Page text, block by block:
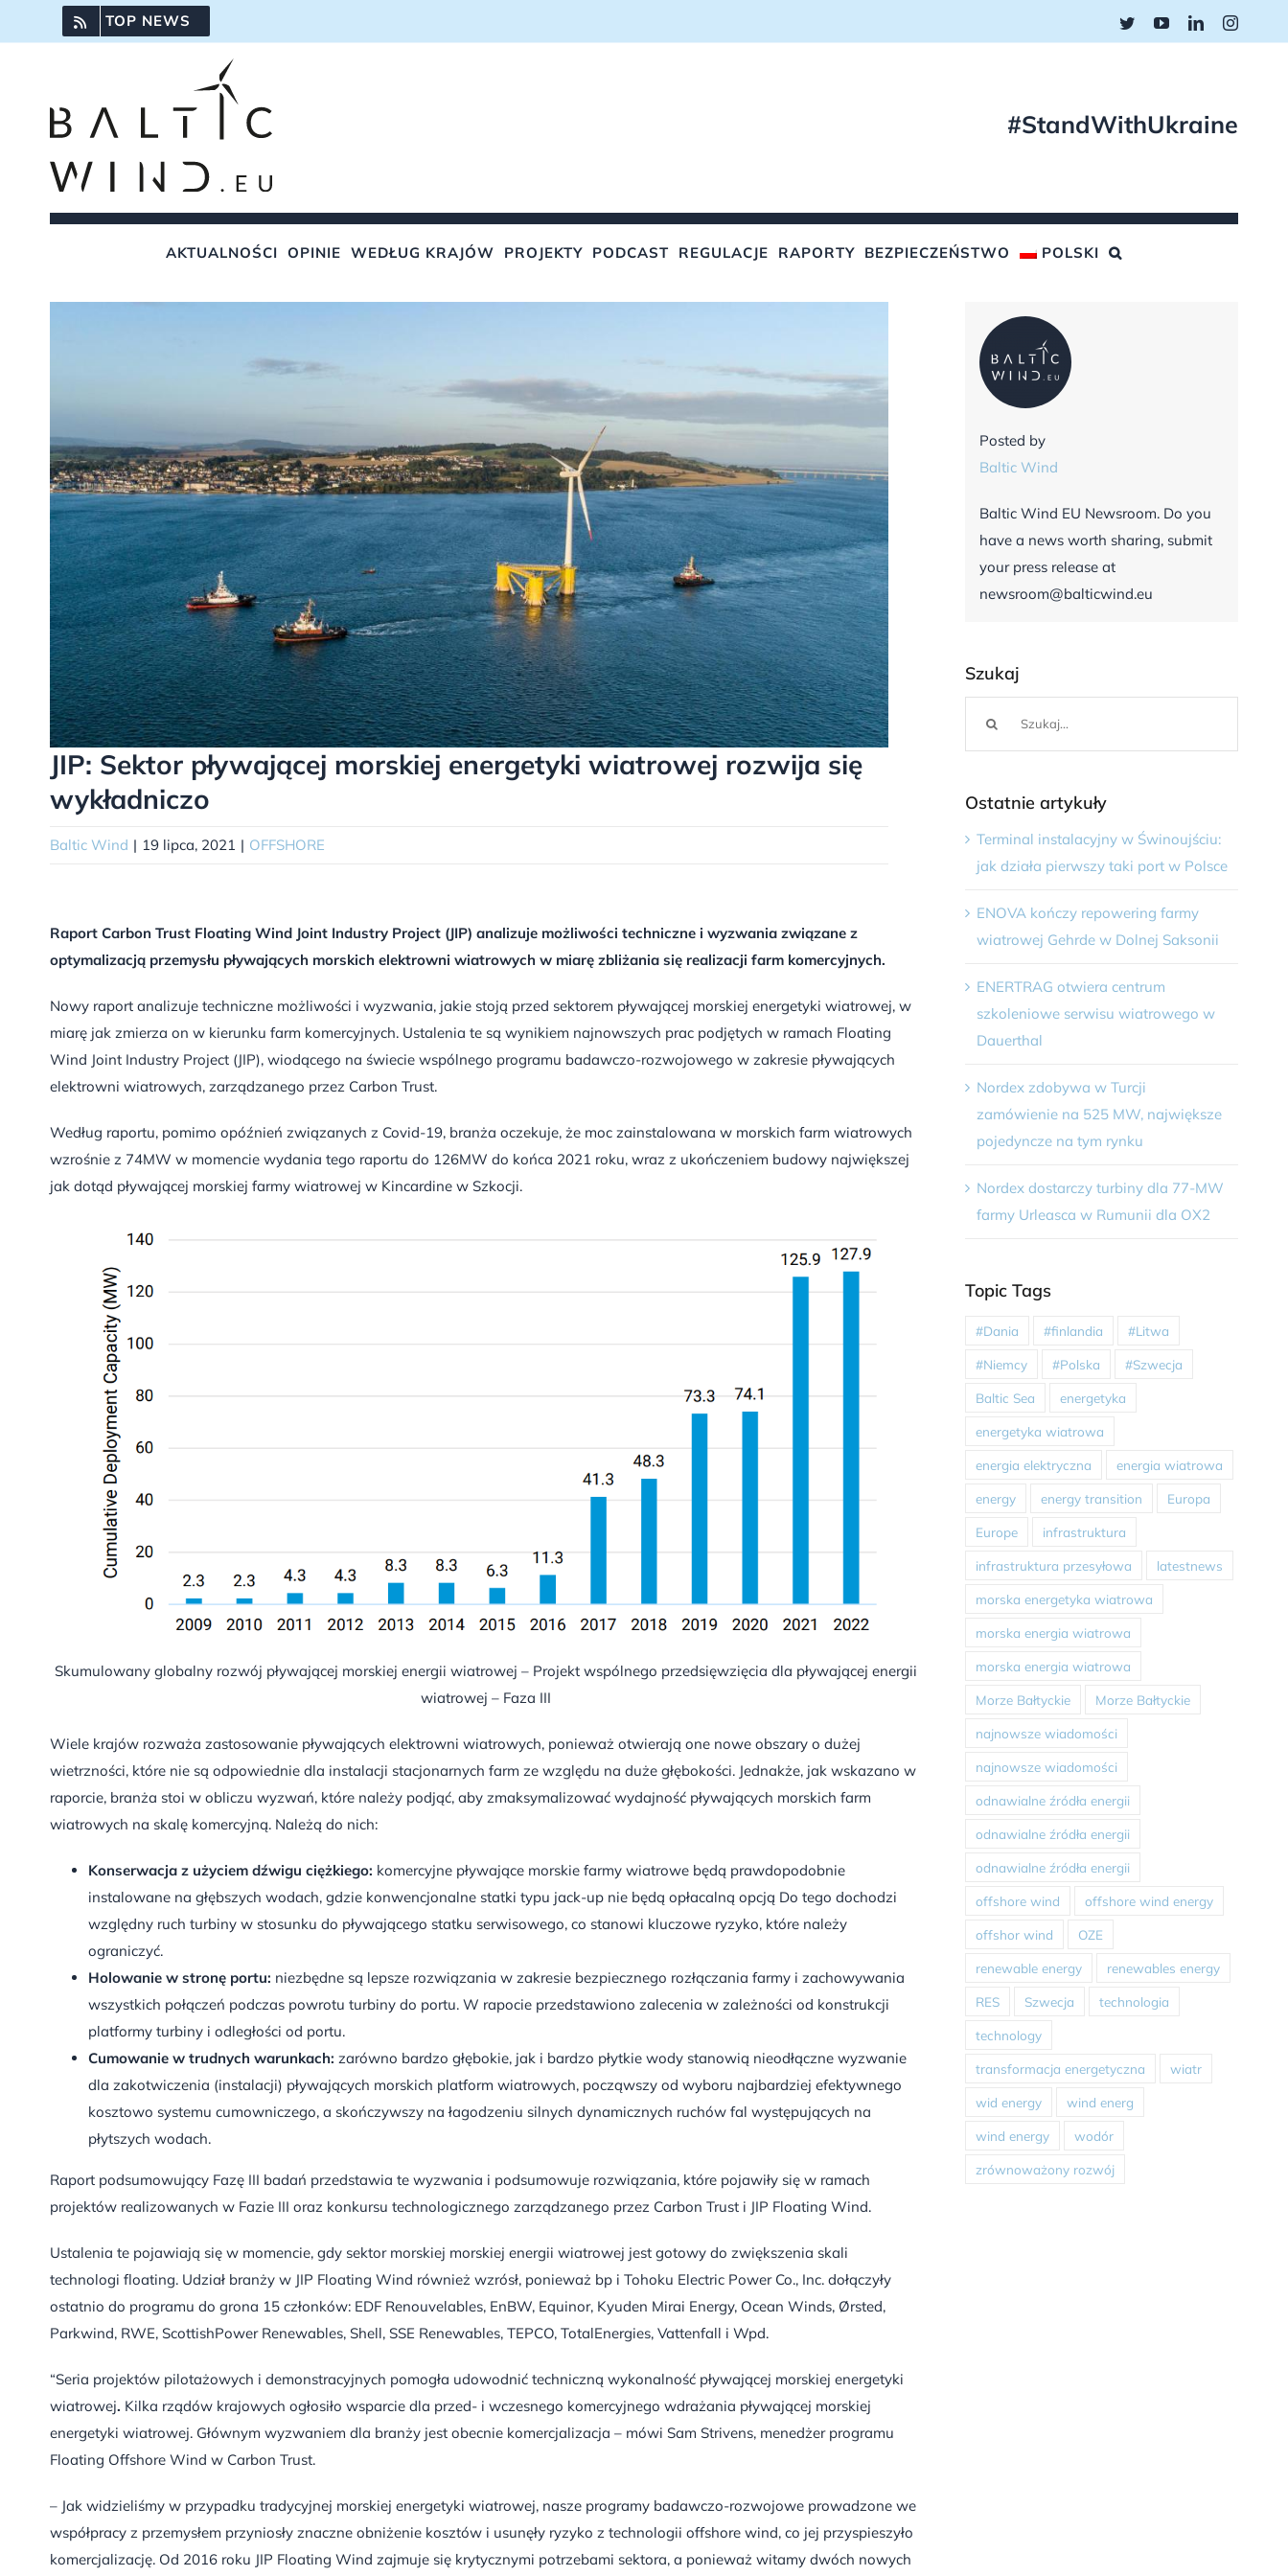
do
TOP NEWS TwitterYouTubeLinkedIn
#StandWithUkraine
AKTUALNOŚCI OPINIE WEDŁUG KRAJÓW PROJEKTY PODCAST REGULACJE RAPORTY BEZPIECZEŃSTWO POLSKI
JIP: Sektor pływającej morskiej energetyki wiatrowej rozwija się
wykładniczo
Baltic Wind | 19 lipca, 2021 | OFFSHORE
Raport Carbon Trust Floating Wind Joint Industry Project (JIP) analizuje możliwości techniczne i wyzwania związane z
optymalizacją przemysłu pływających morskich elektrowni wiatrowych w miarę zbliżania się realizacji farm komercyjnych.
Nowy raport analizuje techniczne możliwości i wyzwania, jakie stoją przed sektorem pływającej morskiej energetyki wiatrowej, w
miarę jak zmierza on w kierunku farm komercyjnych. Ustalenia te są wynikiem najnowszych prac podjętych w ramach Floating
Wind Joint Industry Project (JIP), wiodącego na świecie wspólnego programu badawczo-rozwojowego w zakresie pływających
elektrowni wiatrowych, zarządzanego przez Carbon Trust.
Według raportu, pomimo opóźnień związanych z Covid-19, branża oczekuje, że moc zainstalowana w morskich farm wiatrowych
wzrośnie z 74MW w momencie wydania tego raportu do 126MW do końca 2021 roku, wraz z ukończeniem budowy największej
jak dotąd pływającej morskiej farmy wiatrowej w Kincardine w Szkocji.
Skumulowany globalny rozwój pływającej morskiej energii wiatrowej – Projekt wspólnego przedsięwzięcia dla pływającej energii
wiatrowej – Faza III
Wiele krajów rozważa zastosowanie pływających elektrowni wiatrowych, ponieważ otwierają one nowe obszary o dużej
wietrzności, które nie są odpowiednie dla instalacji stacjonarnych farm ze względu na duże głębokości. Jednakże, jak wskazano w
raporcie, branża stoi w obliczu wyzwań, które należy podjąć, aby zmaksymalizować wydajność pływających morskich farm
wiatrowych na skalę komercyjną. Należą do nich:
Konserwacja z użyciem dźwigu ciężkiego: komercyjne pływające morskie farmy wiatrowe będą prawdopodobnie
instalowane na głębszych wodach, gdzie konwencjonalne statki typu jack-up nie będą opłacalną opcją Do tego dochodzi
względny ruch turbiny w stosunku do pływającego statku serwisowego, co stanowi kluczowe ryzyko, które należy
ograniczyć.
Holowanie w stronę portu: niezbędne są lepsze rozwiązania w zakresie bezpiecznego rozłączania farmy i zachowywania
wszystkich połączeń podczas powrotu turbiny do portu. W rapocie przedstawiono zalecenia w zależności od konstrukcji
platformy turbiny i odległości od portu.
Cumowanie w trudnych warunkach: zarówno bardzo głębokie, jak i bardzo płytkie wody stanowią nieodłączne wyzwanie
dla zakotwiczenia (instalacji) pływających morskich platform wiatrowych, począwszy od wyboru najbardziej efektywnego
kosztowo systemu cumowniczego, a skończywszy na łagodzeniu silnych dynamicznych ruchów fal występujących na
płytszych wodach.
Raport podsumowujący Fazę III badań przedstawia te wyzwania i podsumowuje rozwiązania, które pojawiły się w ramach
projektów realizowanych w Fazie III oraz konkursu technologicznego zarządzanego przez Carbon Trust i JIP Floating Wind.
Ustalenia te pojawiają się w momencie, gdy sektor morskiej morskiej energii wiatrowej jest gotowy do zwiększenia skali
technologi floating. Udział branży w JIP Floating Wind również wzrósł, ponieważ bp i Tohoku Electric Power Co., Inc. dołączyły
ostatnio do programu do grona 15 członków: EDF Renouvelables, EnBW, Equinor, Kyuden Mirai Energy, Ocean Winds, Ørsted,
Parkwind, RWE, ScottishPower Renewables, Shell, SSE Renewables, TEPCO, TotalEnergies, Vattenfall i Wpd.
“Seria projektów pilotażowych i demonstracyjnych pomogła udowodnić techniczną wykonalność pływającej morskiej energetyki
wiatrowej. Kilka rządów krajowych ogłosiło wsparcie dla przed- i wczesnego komercyjnego wdrażania pływającej morskiej
energetyki wiatrowej. Głównym wyzwaniem dla branży jest obecnie komercjalizacja – mówi Sam Strivens, menedżer programu
Floating Offshore Wind w Carbon Trust.
– Jak widzieliśmy w przypadku tradycyjnej morskiej energetyki wiatrowej, nasze programy badawczo-rozwojowe prowadzone we
współpracy z przemysłem przyniosły znaczne obniżenie kosztów i usunęły ryzyko z technologii offshore wind, co jej przyspieszyło
komercjalizację. Od 2016 roku JIP Floating Wind zajmuje się krytycznymi potrzebami sektora, a ponieważ witamy dwóch nowych
Posted by
Baltic Wind
Baltic Wind EU Newsroom. Do you
have a news worth sharing, submit
your press release at
newsroom@balticwind.eu
Szukaj
Ostatnie artykuły
Terminal instalacyjny w Świnoujściu:
jak działa pierwszy taki port w Polsce
ENOVA kończy repowering farmy
wiatrowej Gehrde w Dolnej Saksonii
ENERTRAG otwiera centrum
szkoleniowe serwisu wiatrowego w
Dauerthal
Nordex zdobywa w Turcji
zamówienie na 525 MW, największe
pojedyncze na tym rynku
Nordex dostarczy turbiny dla 77-MW
farmy Urleasca w Rumunii dla OX2
Topic Tags
#Dania #finlandia #Litwa
#Niemcy #Polska #Szwecja
Baltic Sea energetyka
energetyka wiatrowa
energia elektryczna energia wiatrowa
energy energy transition Europa
Europe infrastruktura
infrastruktura przesyłowa latestnews
morska energetyka wiatrowa
morska energia wiatrowa
morska energia wiatrowa
Morze Bałtyckie Morze Bałtyckie
najnowsze wiadomości
najnowsze wiadomości
odnawialne źródła energii
odnawialne źródła energii
odnawialne źródła energii
offshore wind offshore wind energy
offshor wind OZE
renewable energy renewables energy
RES Szwecja technologia
technology
transformacja energetyczna wiatr
wid energy wind energ
wind energy wodór
zrównoważony rozwój